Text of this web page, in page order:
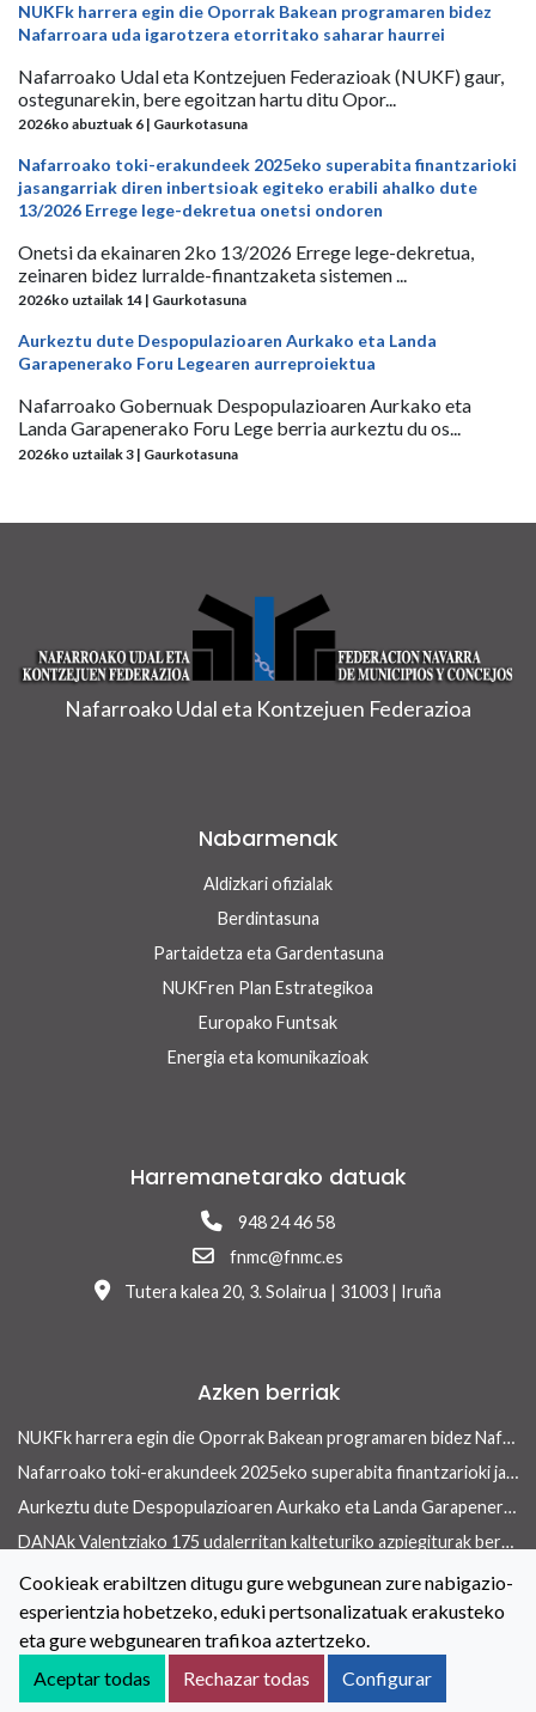
NUKFk harrera egin die Oporrak Bakean programaren bidez
Nafarroara uda igarotzera etorritako saharar haurrei
Nafarroako Udal eta Kontzejuen Federazioak (NUKF) gaur,
ostegunarekin, bere egoitzan hartu ditu Opor...
2026ko abuztuak 6 | Gaurkotasuna
Nafarroako toki-erakundeek 2025eko superabita finantzarioki
jasangarriak diren inbertsioak egiteko erabili ahalko dute
13/2026 Errege lege-dekretua onetsi ondoren
Onetsi da ekainaren 2ko 13/2026 Errege lege-dekretua,
zeinaren bidez lurralde-finantzaketa sistemen ...
2026ko uztailak 14 | Gaurkotasuna
Aurkeztu dute Despopulazioaren Aurkako eta Landa
Garapenerako Foru Legearen aurreproiektua
Nafarroako Gobernuak Despopulazioaren Aurkako eta
Landa Garapenerako Foru Lege berria aurkeztu du os...
2026ko uztailak 3 | Gaurkotasuna
Nafarroako Udal eta Kontzejuen Federazioa
Nabarmenak
Aldizkari ofizialak
Berdintasuna
Partaidetza eta Gardentasuna
NUKFren Plan Estrategikoa
Europako Funtsak
Energia eta komunikazioak
Harremanetarako datuak
948 24 46 58
fnmc@fnmc.es
Tutera kalea 20, 3. Solairua | 31003 | Iruña
Azken berriak
NUKFk harrera egin die Oporrak Bakean programaren bidez Nafarroara uda igarotzera etorritako saharar haurrei
Nafarroako toki-erakundeek 2025eko superabita finantzarioki jasangarriak diren inbertsioak egiteko erabili ahalko dute 13/2026 Errege lege-dekretua onetsi ondoren
Aurkeztu dute Despopulazioaren Aurkako eta Landa Garapenerako Foru Legearen aurreproiektua
DANAk Valentziako 175 udalerritan kalteturiko azpiegiturak berreraikitzen parte-hartuko dute Nafarroako toki-erakundeek
Toki-erakundeetan berdintasuneko politikak indartzeko hitzarmena berritu dute NUKFk eta Nafarroako Gobernuak
Kontaktua Lege oharra
Cookieei buruzko Politika
Irisgarritasuna
Pribatutasun-abisua Salaketen kanala
Cookieak erabiltzen ditugu gure webgunean zure nabigazio-
esperientzia hobetzeko, eduki pertsonalizatuak erakusteko
eta gure webgunearen trafikoa aztertzeko.
Aceptar todas
Rechazar todas Configurar